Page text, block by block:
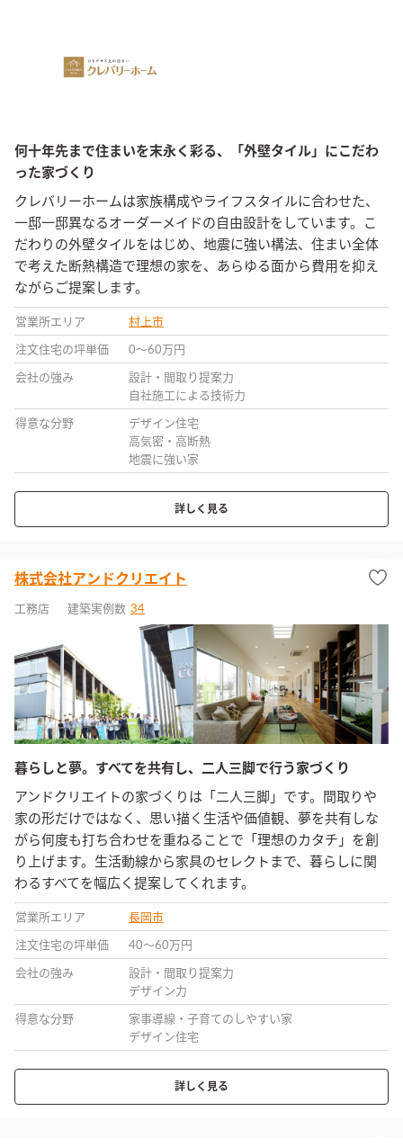
何十年先まで住まいを末永く彩る、「外壁タイル」にこだわ
った家づくり
クレバリーホームは家族構成やライフスタイルに合わせた、
一邸一邸異なるオーダーメイドの自由設計をしています。こ
だわりの外壁タイルをはじめ、地震に強い構法、住まい全体
で考えた断熱構造で理想の家を、あらゆる面から費用を抑え
ながらご提案します。
営業所エリア 村上市
注文住宅の坪単価 0〜60万円
会社の強み
設計・間取り提案力
自社施工による技術力
得意な分野
デザイン住宅
高気密・高断熱
地震に強い家
詳しく見る
株式会社アンドクリエイト
工務店 建築実例数 34
暮らしと夢。すべてを共有し、二人三脚で行う家づくり
アンドクリエイトの家づくりは「二人三脚」です。間取りや
家の形だけではなく、思い描く生活や価値観、夢を共有しな
がら何度も打ち合わせを重ねることで「理想のカタチ」を創
り上げます。生活動線から家具のセレクトまで、暮らしに関
わるすべてを幅広く提案してくれます。
営業所エリア 長岡市
注文住宅の坪単価 40〜60万円
会社の強み
設計・間取り提案力
デザイン力
得意な分野
家事導線・子育てのしやすい家
デザイン住宅
詳しく見る